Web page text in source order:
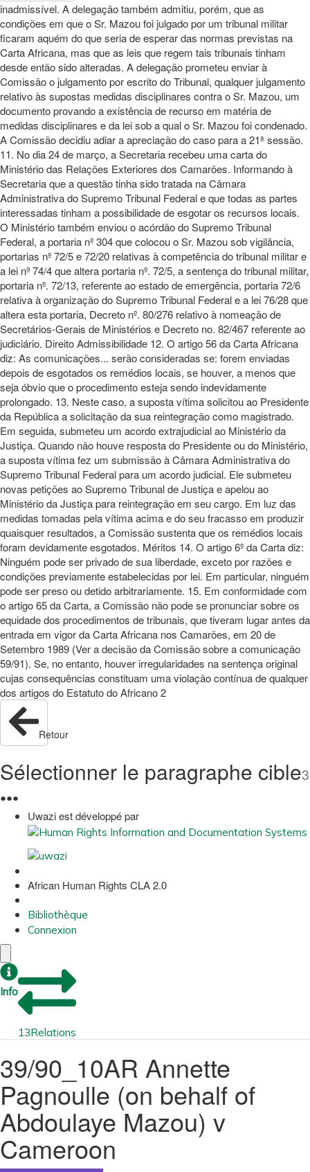
inadmissível. A delegação também admitiu, porém, que as
condições em que o Sr. Mazou foi julgado por um tribunal militar
ficaram aquém do que seria de esperar das normas previstas na
Carta Africana, mas que as leis que regem tais tribunais tinham
desde então sido alteradas. A delegação prometeu enviar à
Comissão o julgamento por escrito do Tribunal, qualquer julgamento
relativo às supostas medidas disciplinares contra o Sr. Mazou, um
documento provando a existência de recurso em matéria de
medidas disciplinares e da lei sob a qual o Sr. Mazou foi condenado.
A Comissão decidiu adiar a apreciação do caso para a 21ª sessão.
11. No dia 24 de março, a Secretaria recebeu uma carta do
Ministério das Relações Exteriores dos Camarões. Informando à
Secretaria que a questão tinha sido tratada na Câmara
Administrativa do Supremo Tribunal Federal e que todas as partes
interessadas tinham a possibilidade de esgotar os recursos locais.
O Ministério também enviou o acórdão do Supremo Tribunal
Federal, a portaria nº 304 que colocou o Sr. Mazou sob vigilância,
portarias nº 72/5 e 72/20 relativas à competência do tribunal militar e
a lei nº 74/4 que altera portaria nº. 72/5, a sentença do tribunal militar,
portaria nº. 72/13, referente ao estado de emergência, portaria 72/6
relativa à organização do Supremo Tribunal Federal e a lei 76/28 que
altera esta portaria, Decreto nº. 80/276 relativo à nomeação de
Secretários-Gerais de Ministérios e Decreto no. 82/467 referente ao
judiciário. Direito Admissibilidade 12. O artigo 56 da Carta Africana
diz: As comunicações... serão consideradas se: forem enviadas
depois de esgotados os remédios locais, se houver, a menos que
seja óbvio que o procedimento esteja sendo indevidamente
prolongado. 13. Neste caso, a suposta vítima solicitou ao Presidente
da República a solicitação da sua reintegração como magistrado.
Em seguida, submeteu um acordo extrajudicial ao Ministério da
Justiça. Quando não houve resposta do Presidente ou do Ministério,
a suposta vítima fez um submissão à Câmara Administrativa do
Supremo Tribunal Federal para um acordo judicial. Ele submeteu
novas petições ao Supremo Tribunal de Justiça e apelou ao
Ministério da Justiça para reintegração em seu cargo. Em luz das
medidas tomadas pela vítima acima e do seu fracasso em produzir
quaisquer resultados, a Comissão sustenta que os remédios locais
foram devidamente esgotados. Méritos 14. O artigo 6º da Carta diz:
Ninguém pode ser privado de sua liberdade, exceto por razões e
condições previamente estabelecidas por lei. Em particular, ninguém
pode ser preso ou detido arbitrariamente. 15. Em conformidade com
o artigo 65 da Carta, a Comissão não pode se pronunciar sobre os
equidade dos procedimentos de tribunais, que tiveram lugar antes da
entrada em vigor da Carta Africana nos Camarões, em 20 de
Setembro 1989 (Ver a decisão da Comissão sobre a comunicação
59/91). Se, no entanto, houver irregularidades na sentença original
cujas consequências constituam uma violação contínua de qualquer
dos artigos do Estatuto do Africano 2
Retour
Sélectionner le paragraphe cible3
●●●
Uwazi est développé par
African Human Rights CLA 2.0
Bibliothèque
Connexion
Info
13Relations
39/90_10AR Annette
Pagnoulle (on behalf of
Abdoulaye Mazou) v
Cameroon